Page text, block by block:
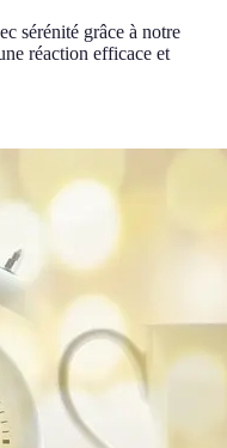
sérénité grâce à notre
réaction efficace et